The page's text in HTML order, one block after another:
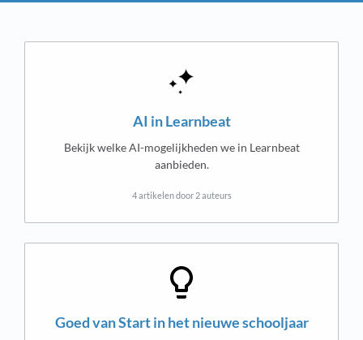
AI in Learnbeat
Bekijk welke AI-mogelijkheden we in Learnbeat
aanbieden.
4 artikelen door 2 auteurs
Goed van Start in het nieuwe schooljaar